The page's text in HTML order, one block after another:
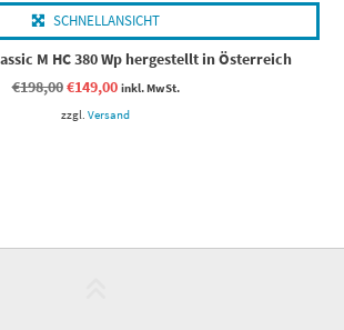
SCHNELLANSICHT
M HC 380 Wp hergestellt in Österreich
€198,00Ursprünglicher
Preis
war:
€149,00Aktueller
ist:
inkl. MwSt.
zzgl. Versand